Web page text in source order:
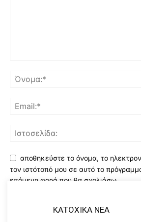
αποθηκεύστε το όνομα, το
τον ιστότοπό μου σε αυτό το
επόμενη φορά που θα σχολιάσω.
Χρησιμοποιώντας αυτό το έντυπο
αποθήκευση και χειρισμό των
KATOXIKA NEA